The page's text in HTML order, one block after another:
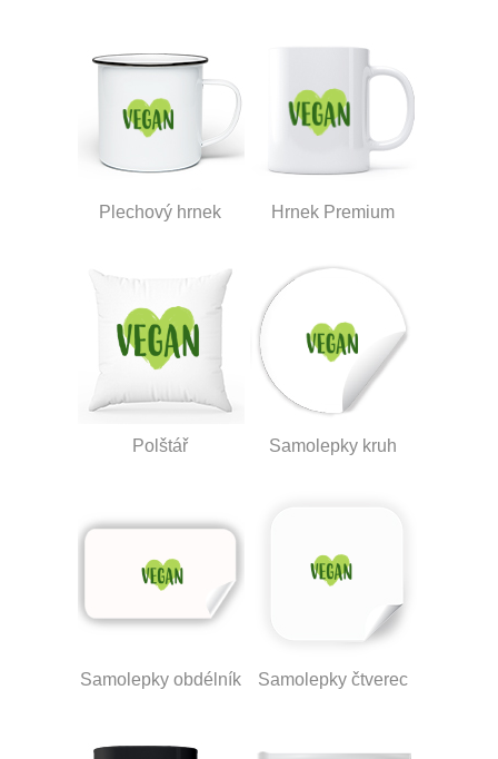
Plechový hrnek Hrnek Premium
Polštář Samolepky kruh
Samolepky obdélník Samolepky čtverec